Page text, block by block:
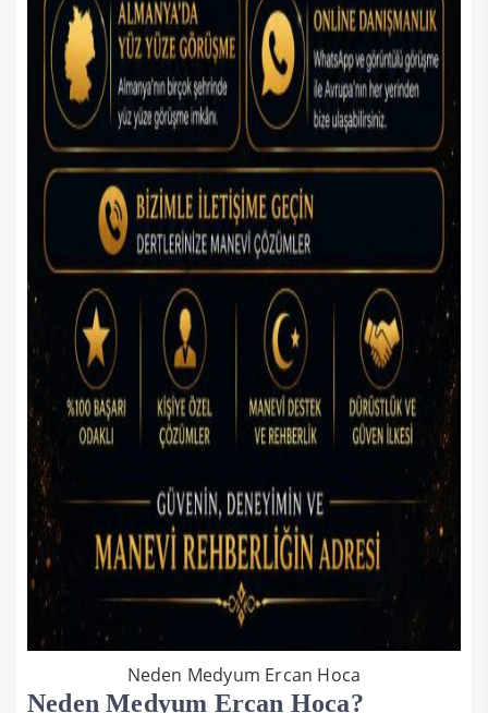
Neden Medyum Ercan Hoca
Neden Medyum Ercan Hoca?